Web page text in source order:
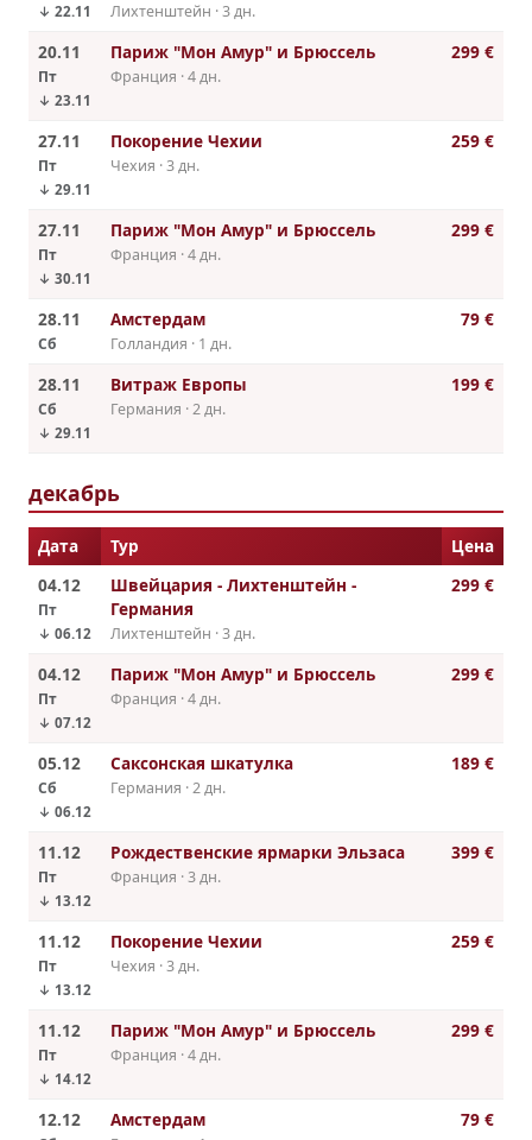
↓ 22.11 Лихтенштейн · 3 дн.
20.11
Пт
↓ 23.11
Париж "Мон Амур" и Брюссель
Франция · 4 дн.
299 €
27.11
Пт
↓ 29.11
Покорение Чехии
Чехия · 3 дн.
259 €
27.11
Пт
↓ 30.11
Париж "Мон Амур" и Брюссель
Франция · 4 дн.
299 €
28.11
Сб
Амстердам
Голландия · 1 дн.
79 €
28.11
Сб
↓ 29.11
Витраж Европы
Германия · 2 дн.
199 €
декабрь
Дата Тур
Цена
04.12
Пт
↓ 06.12
Швейцария - Лихтенштейн -
Германия
Лихтенштейн · 3 дн.
299 €
04.12
Пт
↓ 07.12
Париж "Мон Амур" и Брюссель
Франция · 4 дн.
299 €
05.12
Сб
↓ 06.12
Саксонская шкатулка
Германия · 2 дн.
189 €
11.12
Пт
↓ 13.12
Рождественские ярмарки Эльзаса
Франция · 3 дн.
399 €
11.12
Пт
↓ 13.12
Покорение Чехии
Чехия · 3 дн.
259 €
11.12
Пт
↓ 14.12
Париж "Мон Амур" и Брюссель
Франция · 4 дн.
299 €
12.12 Амстердам 79 €